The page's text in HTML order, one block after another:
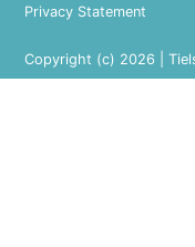
Copyright (c) 2026 |
Privacy Statement